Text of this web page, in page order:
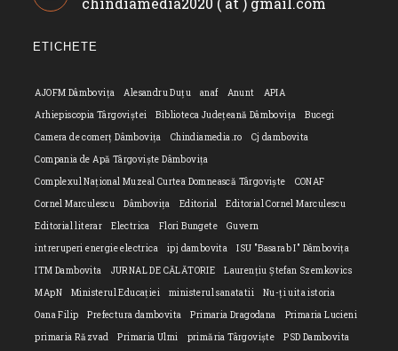
your
ETICHETE
AJOFM Dâmbovița Alesandru Duțu anaf Anunt
APIA
Arhiepiscopia Târgoviștei
Biblioteca Județeană Dâmbovița
Bucegi
Camera de comerț Dâmbovița
Chindiamedia.ro
Cj dambovita
Compania de Apă Târgoviște Dâmbovița
Complexul Național Muzeal Curtea Domnească Târgoviște
CONAF
Cornel Marculescu
Dâmbovița Editorial
Editorial Cornel Marculescu
Editorial literar
Electrica Flori Bungete
Guvern
intreruperi energie electrica
ipj dambovita
ISU "Basarab I" Dâmbovița
ITM Dambovita
JURNAL DE CĂLĂTORIE
Laurențiu Ștefan Szemkovics
MApN
Ministerul Educației ministerul sanatatii
Nu-ți uita istoria
Oana Filip
Prefectura dambovita Primaria Dragodana
Primaria Lucieni
primaria Răzvad
Primaria Ulmi primăria Târgoviște PSD Dambovita